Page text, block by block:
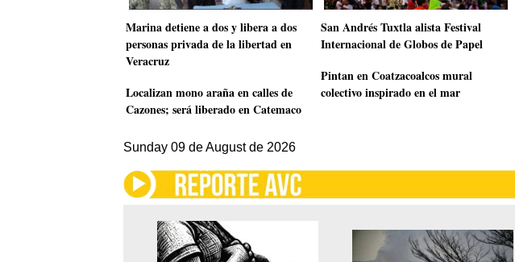
Marina detiene a dos y libera a dos
personas privada de la libertad en
Veracruz
Localizan mono araña en calles de
Cazones; será liberado en Catemaco
San Andrés Tuxtla alista Festival
Internacional de Globos de Papel
Pintan en Coatzacoalcos mural
colectivo inspirado en el mar
Sunday 09 de August de 2026